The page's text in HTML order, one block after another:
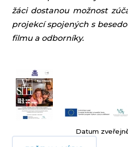
žáci dostanou možnost
projekcí spojených s
filmu a odborníky.
Datum